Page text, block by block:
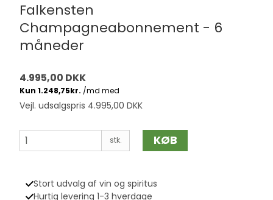
Falkensten
Champagneabonnement - 6
måneder
4.995,00 DKK
Vejl. udsalgspris 4.995,00 DKK
stk. KØB
Stort udvalg af vin og spiritus
Hurtig levering 1-3 hverdage